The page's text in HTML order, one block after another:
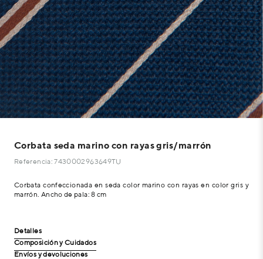
Corbata seda marino con rayas gris/marrón
Referencia: 7430002963649TU
Corbata confeccionada en seda color marino con rayas en color gris y
marrón. Ancho de pala: 8 cm
Detalles
Composición y Cuidados
Envíos y devoluciones